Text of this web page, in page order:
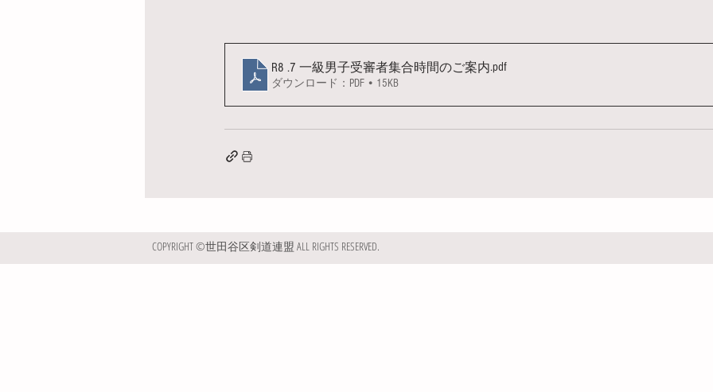
R8 .7 一級男子受審者集合時間のご案内.pdf
ダウンロード：PDF • 15KB
COPYRIGHT ©世田谷区剣道連盟 ALL RIGHTS RESERVED.